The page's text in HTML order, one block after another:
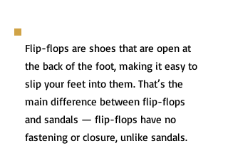
Flip-flops are shoes that are open at
the back of the foot, making it easy to
slip your feet into them. That’s the
main difference between flip-flops
and sandals — flip-flops have no
fastening or closure, unlike sandals.